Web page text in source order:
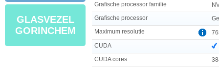
GLASVEZEL
GORINCHEM
Grafische processor familie
Grafische processor
Maximum resolutie
CUDA
CUDA cores